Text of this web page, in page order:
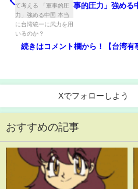
事的圧力」強める中国 本当に台湾統一に武
続きはコメント欄から！【台湾有
Xでフォローしよう
おすすめの記事